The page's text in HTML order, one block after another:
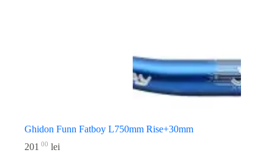
Ghidon Funn Fatboy L750mm Rise+30mm
201 00 lei